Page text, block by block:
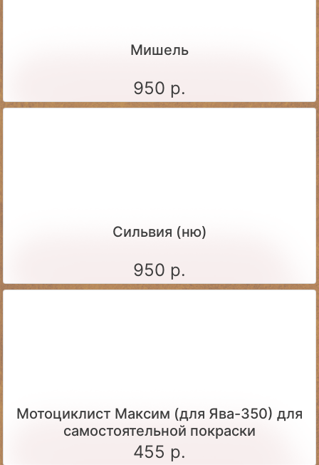
Мишель
950 р.
Сильвия (ню)
950 р.
Мотоциклист Максим (для Ява-350) для
самостоятельной покраски
455 р.